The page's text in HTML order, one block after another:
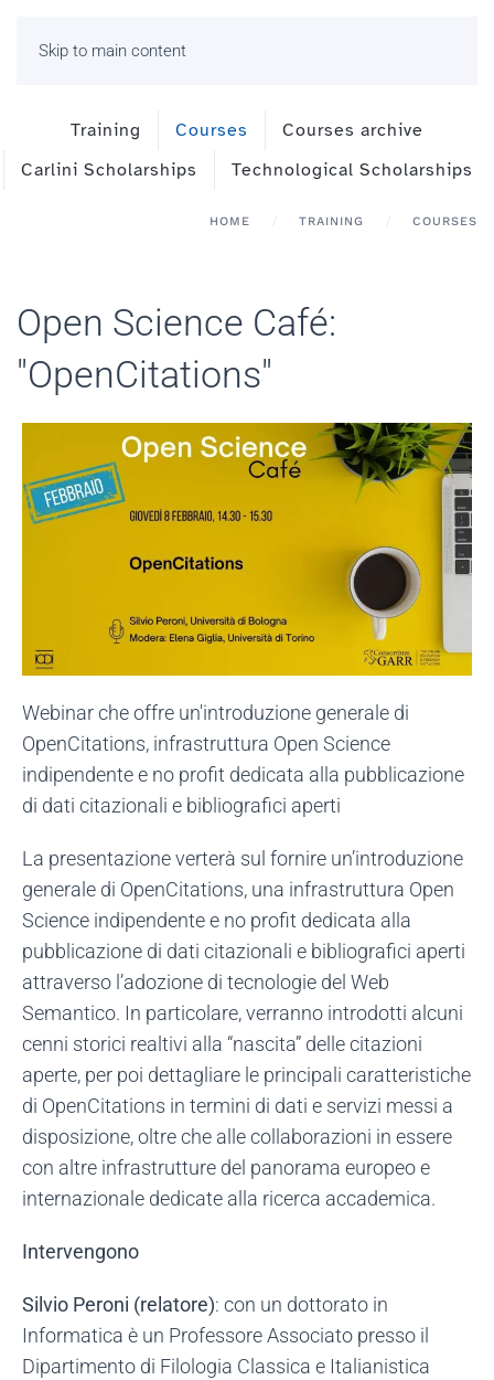
Skip to main content
Training Courses
Courses archive
Carlini Scholarships
Technological Scholarships
HOME TRAINING COURSES
Open Science Café:
"OpenCitations"
Webinar che offre un'introduzione generale di
OpenCitations, infrastruttura Open Science
indipendente e no profit dedicata alla pubblicazione
di dati citazionali e bibliografici aperti
La presentazione verterà sul fornire un’introduzione
generale di OpenCitations, una infrastruttura Open
Science indipendente e no profit dedicata alla
pubblicazione di dati citazionali e bibliografici aperti
attraverso l’adozione di tecnologie del Web
Semantico. In particolare, verranno introdotti alcuni
cenni storici realtivi alla “nascita” delle citazioni
aperte, per poi dettagliare le principali caratteristiche
di OpenCitations in termini di dati e servizi messi a
disposizione, oltre che alle collaborazioni in essere
con altre infrastrutture del panorama europeo e
internazionale dedicate alla ricerca accademica.
Intervengono
Silvio Peroni (relatore): con un dottorato in
Informatica è un Professore Associato presso il
Dipartimento di Filologia Classica e Italianistica